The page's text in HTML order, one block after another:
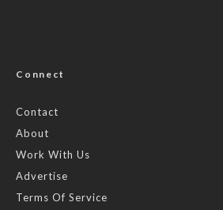
Connect
Contact
About
Work With Us
Advertise
Terms Of Service